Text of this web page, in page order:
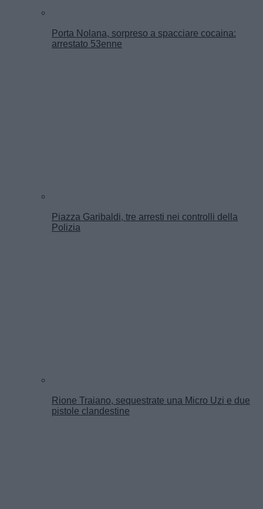
Porta Nolana, sorpreso a spacciare cocaina:
arrestato 53enne
Piazza Garibaldi, tre arresti nei controlli della
Polizia
Rione Traiano, sequestrate una Micro Uzi e due
pistole clandestine